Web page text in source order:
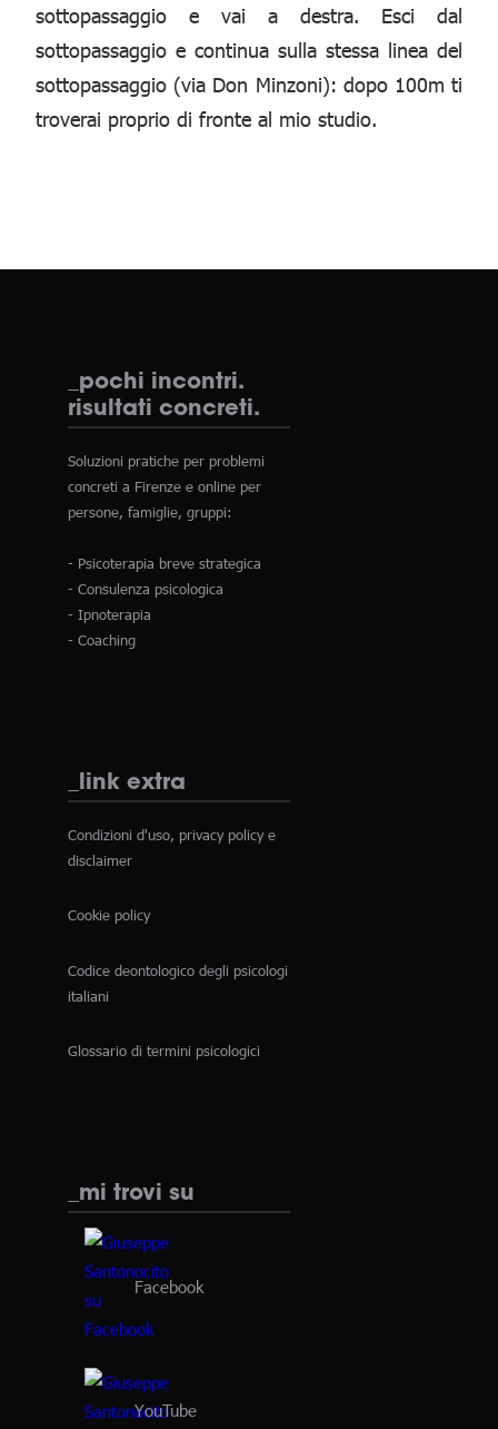
sottopassaggio e vai a destra. Esci dal
sottopassaggio e continua sulla stessa linea del
sottopassaggio (via Don Minzoni): dopo 100m ti
troverai proprio di fronte al mio studio.
_pochi incontri.
risultati concreti.
Soluzioni pratiche per problemi
concreti a Firenze e online per
persone, famiglie, gruppi:
- Psicoterapia breve strategica
- Consulenza psicologica
- Ipnoterapia
- Coaching
_link extra
Condizioni d'uso, privacy policy e
disclaimer
Cookie policy
Codice deontologico degli psicologi
italiani
Glossario di termini psicologici
_mi trovi su
Facebook
YouTube